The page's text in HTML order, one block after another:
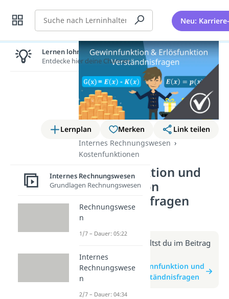
Suche Neu:
Lernplan Merken
Link teilen
Internes Rechnungswesen
Kostenfunktionen
Gewinnfunktion und
Erlösfunktion
Verständnisfragen
(Video)
Weitere Infos erhältst du im Beitrag
zum Video
zum Beitrag: Gewinnfunktion und
Erlösfunktion Verständnisfragen
Lernen lohnt sich!
Entdecke hier deine Chancen.
Internes Rechnungswesen
Grundlagen Rechnungswesen
Rechnungswese
n
1/7 – Dauer: 05:22
Internes
Rechnungswese
n
2/7 – Dauer: 04:34